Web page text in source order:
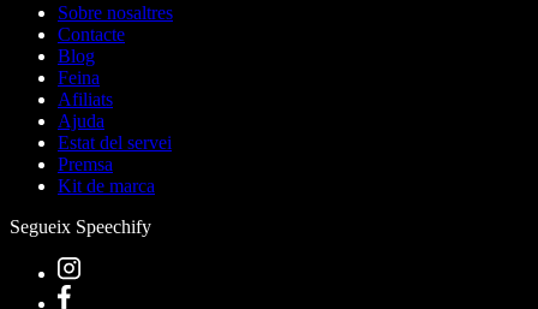
Sobre nosaltres
Contacte
Blog
Feina
Afiliats
Ajuda
Estat del servei
Premsa
Kit de marca
Segueix Speechify